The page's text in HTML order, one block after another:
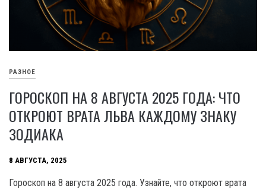
РАЗНОЕ
ГОРОСКОП НА 8 АВГУСТА 2025 ГОДА: ЧТО
ОТКРОЮТ ВРАТА ЛЬВА КАЖДОМУ ЗНАКУ
ЗОДИАКА
8 АВГУСТА, 2025
Гороскоп на 8 августа 2025 года. Узнайте, что откроют врата